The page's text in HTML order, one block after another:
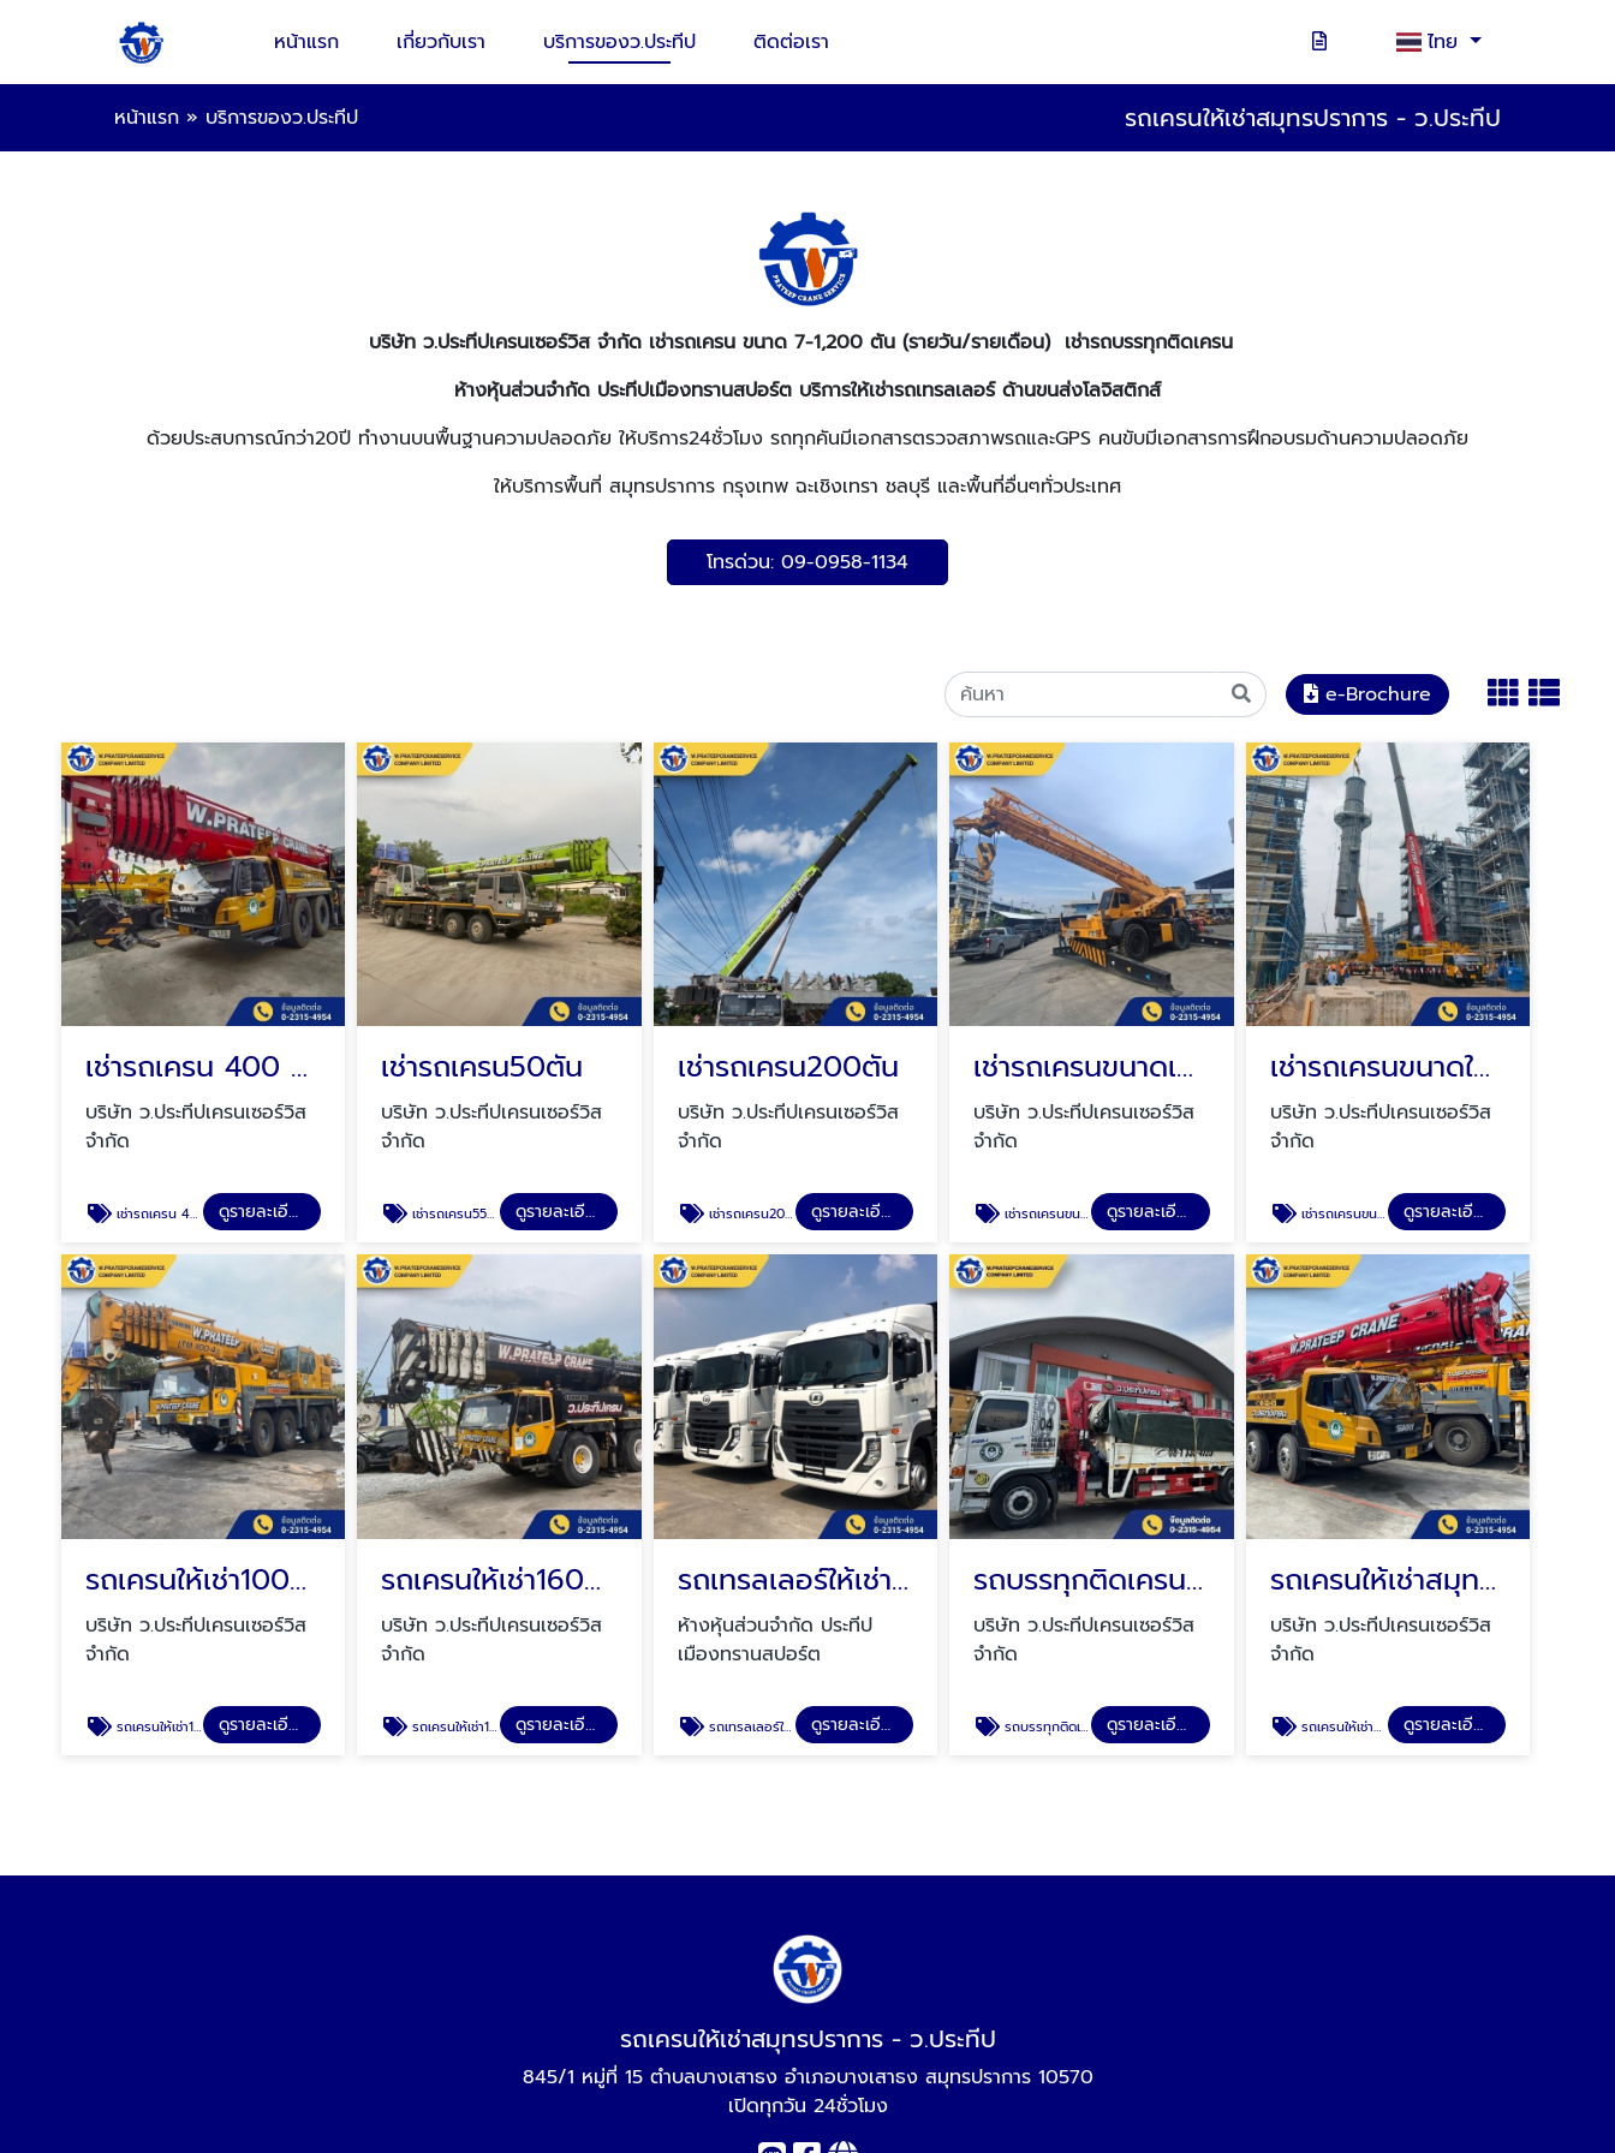
หน้าแรก เกี่ยวกับเรา บริการของว.ประทีป ติดต่อเรา ไทย
หน้าแรก » บริการของว.ประทีป รถเครนให้เช่าสมุทรปราการ - ว.ประทีป
บริษัท ว.ประทีปเครนเซอร์วิส จำกัด เช่ารถเครน ขนาด 7-1,200 ตัน (รายวัน/รายเดือน) เช่ารถบรรทุกติดเครน
ห้างหุ้นส่วนจำกัด ประทีปเมืองทรานสปอร์ต บริการให้เช่ารถเทรลเลอร์ ด้านขนส่งโลจิสติกส์
ด้วยประสบการณ์กว่า20ปี ทำงานบนพื้นฐานความปลอดภัย ให้บริการ24ชั่วโมง รถทุกคันมีเอกสารตรวจสภาพรถและGPS คนขับมีเอกสารการฝึกอบรมด้านความปลอดภัย
ให้บริการพื้นที่ สมุทรปราการ กรุงเทพ ฉะเชิงเทรา ชลบุรี และพื้นที่อื่นๆทั่วประเทศ
โทรด่วน: 09-0958-1134
e-Brochure
เช่ารถเครน 400 ตัน
บริษัท ว.ประทีปเครนเซอร์วิส
จำกัด
เช่ารถเครน 400 ตัน ดูรายละเอียด
เช่ารถเครน50ตัน
บริษัท ว.ประทีปเครนเซอร์วิส
จำกัด
เช่ารถเครน55ตัน ดูรายละเอียด
เช่ารถเครน200ตัน
บริษัท ว.ประทีปเครนเซอร์วิส
จำกัด
เช่ารถเครน200ตัน ดูรายละเอียด
เช่ารถเครนขนาดเล็ก
บริษัท ว.ประทีปเครนเซอร์วิส
จำกัด
เช่ารถเครนขนาดเล็ก ดูรายละเอียด
เช่ารถเครนขนาดใหญ่
บริษัท ว.ประทีปเครนเซอร์วิส
จำกัด
เช่ารถเครนขนาดใหญ่ ดูรายละเอียด
รถเครนให้เช่า100ตัน
บริษัท ว.ประทีปเครนเซอร์วิส
จำกัด
รถเครนให้เช่า100ตัน ดูรายละเอียด
รถเครนให้เช่า160ตัน
บริษัท ว.ประทีปเครนเซอร์วิส
จำกัด
รถเครนให้เช่า160ตัน ดูรายละเอียด
รถเทรลเลอร์ให้เช่าสมุทรปราการ
ห้างหุ้นส่วนจำกัด ประทีป
เมืองทรานสปอร์ต
รถเทรลเลอร์ให้เช่าสมุทรปราการ ดูรายละเอียด
รถบรรทุกติดเครนให้เช่าสมุทรปราการ
บริษัท ว.ประทีปเครนเซอร์วิส
จำกัด
รถบรรทุกติดเครนให้เช่าสมุทรปราการ ดูรายละเอียด
รถเครนให้เช่าสมุทรปราการ
บริษัท ว.ประทีปเครนเซอร์วิส
จำกัด
รถเครนให้เช่าสมุทรปราการ ดูรายละเอียด
รถเครนให้เช่าสมุทรปราการ - ว.ประทีป
845/1 หมู่ที่ 15 ตำบลบางเสาธง อำเภอบางเสาธง สมุทรปราการ 10570
เปิดทุกวัน 24ชั่วโมง